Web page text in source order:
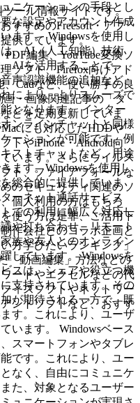
ニケーションの手段とし
な設定やアカウント作成
ます。 Windowsを使用し
、AI（人工知能）技術
AIを活用することで、
声認識機能の追加など、
により、よりスムーズで
となります。 インター
ンラインチャットと同様
ーションが可能です。例
ストチャットなど、用途
ます。Windowsを使用し
総合的に提供していま
ーネット通話サービス
での利用に幅広く対応し
や打ち合わせ、リモート
族や友人とのオンライン
しています。 Windowsを
スは、シェアや役立つ機
支持されています。その
が期待される一方で、既
す。これにより、ユーザ
います。 Windowsベース
スマートフォンやタブレ
です。これにより、ユー
なく、自由にコミュニケ
た、対象となるユーザー
ール情報サイトです。
すすめのFreesoft・アプ
供しています。
編集、YouTube変換ソ
ソフト、Firefox向けアド
、Cadなど、使い勝手の良
・画像関連記事の「ダ
どを定期更新していま
にも対応したHDDや
トやiPhone・Android向
います。さらにウイルス
ト、ファイアフォールな
のセキュリティ関連のソ
個人利用の方はもちろ
使う方は是非、ご活用下
作会社とのコラボ企画と
方学びたいランキング」
「動画編集」方法などの
ードやエクセルなどの代
ィスソフトやネットワー
ントソフトなど、おすす